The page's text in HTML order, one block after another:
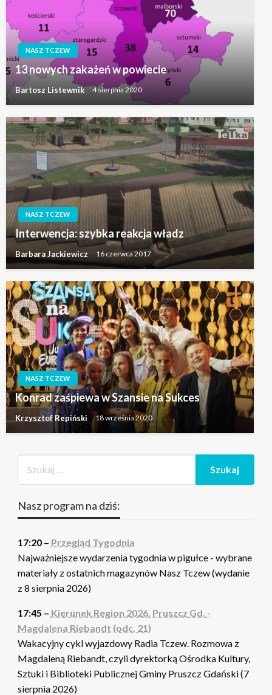
NASZ TCZEW
13 nowych zakażeń w powiecie
Bartosz Listewnik 4 sierpnia 2020
NASZ TCZEW
Interwencja: szybka reakcja władz
Barbara Jackiewicz 16 czerwca 2017
NASZ TCZEW
Konrad zaśpiewa w Szansie na Sukces
Krzysztof Repiński 18 września 2020
Nasz program na dziś:
17:20 – Przegląd Tygodnia
Najważniejsze wydarzenia tygodnia w pigułce - wybrane
materiały z ostatnich magazynów Nasz Tczew (wydanie
z 8 sierpnia 2026)
17:45 – Kierunek Region 2026. Pruszcz Gd. -
Magdalena Riebandt (odc. 21)
Wakacyjny cykl wyjazdowy Radia Tczew. Rozmowa z
Magdaleną Riebandt, czyli dyrektorką Ośrodka Kultury,
Sztuki i Biblioteki Publicznej Gminy Pruszcz Gdański (7
sierpnia 2026)